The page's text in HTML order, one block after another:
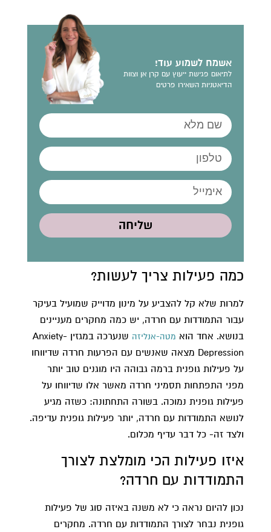
אשמח לשמוע עוד!
לתיאום פגישת ייעוץ עם קרן אן וצוות
הדיאטניות השאירו פרטים
שליחה
כמה פעילות צריך לעשות?
למרות שלא קל להצביע על מינון מדוייק שמועיל בעיקר
עבור התמודדות עם חרדה, יש כמה מחקרים מעניינים
בנושא. אחד הוא מטה-אנליזה
שנערכה במגזין Anxiety-
Depression מצאה שאנשים עם הפרעות חרדה שדיווחו
על פעילות גופנית ברמה גבוהה היו מוגנים טוב יותר
מפני התפתחות תסמיני חרדה מאשר אלו שדיווחו על
פעילות גופנית נמוכה. בשורה התחתונה: כשזה מגיע
לנושא התמודדות עם חרדה, יותר פעילות גופנית עדיפה.
ולצד זה- כל דבר עדיף מכלום.
איזו פעילות הכי מומלצת לצורך
התמודדות עם חרדה?
נכון להיום נראה כי לא משנה באיזה סוג של פעילות
גופנית נבחר לצורך התמודדות עם חרדה. מחקרים